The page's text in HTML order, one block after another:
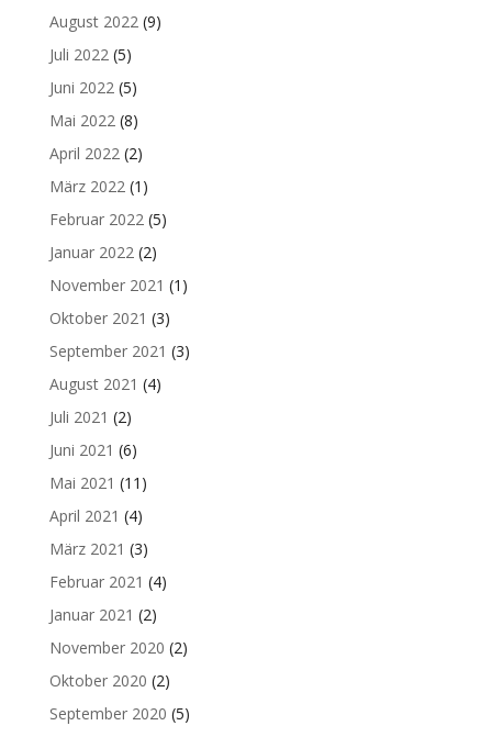
August 2022 (9)
Juli 2022 (5)
Juni 2022 (5)
Mai 2022 (8)
April 2022 (2)
März 2022 (1)
Februar 2022 (5)
Januar 2022 (2)
November 2021 (1)
Oktober 2021 (3)
September 2021 (3)
August 2021 (4)
Juli 2021 (2)
Juni 2021 (6)
Mai 2021 (11)
April 2021 (4)
März 2021 (3)
Februar 2021 (4)
Januar 2021 (2)
November 2020 (2)
Oktober 2020 (2)
September 2020 (5)